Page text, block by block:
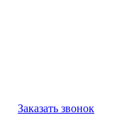
Заказать звонок